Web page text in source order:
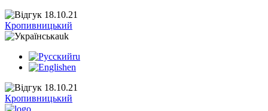
Кропивницький
uk
ru
en
Кропивницький